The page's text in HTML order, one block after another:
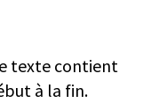
texte contient
à la fin.